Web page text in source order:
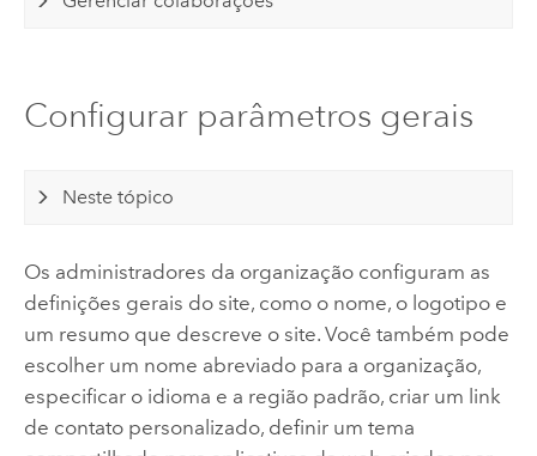
Configurar parâmetros gerais
Neste tópico
Os administradores da organização configuram as
definições gerais do site, como o nome, o logotipo e
um resumo que descreve o site. Você também pode
escolher um nome abreviado para a organização,
especificar o idioma e a região padrão, criar um link
de contato personalizado, definir um tema